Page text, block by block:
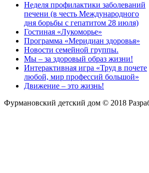
Неделя профилактики заболеваний
печени (в честь Международного
дня борьбы с гепатитом 28 июля)
Гостиная «Лукоморье»
Программа «Меридиан здоровья»
Новости семейной группы.
Мы – за здоровый образ жизни!
Интерактивная игра «Труд в почете
любой, мир профессий большой»
Движение – это жизнь!
Фурмановский детский дом © 2018